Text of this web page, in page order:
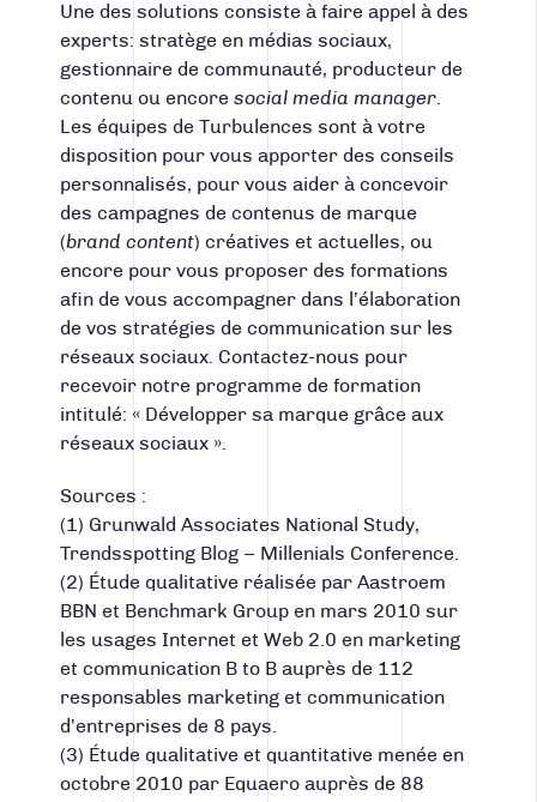
Une des solutions consiste à faire appel à des
experts: stratège en médias sociaux,
gestionnaire de communauté, producteur de
contenu ou encore social media manager.
Les équipes de Turbulences sont à votre
disposition pour vous apporter des conseils
personnalisés, pour vous aider à concevoir
des campagnes de contenus de marque
(brand content) créatives et actuelles, ou
encore pour vous proposer des formations
afin de vous accompagner dans l’élaboration
de vos stratégies de communication sur les
réseaux sociaux. Contactez-nous pour
recevoir notre programme de formation
intitulé: « Développer sa marque grâce aux
réseaux sociaux ».
Sources :
(1) Grunwald Associates National Study,
Trendsspotting Blog – Millenials Conference.
(2) Étude qualitative réalisée par Aastroem
BBN et Benchmark Group en mars 2010 sur
les usages Internet et Web 2.0 en marketing
et communication B to B auprès de 112
responsables marketing et communication
d’entreprises de 8 pays.
(3) Étude qualitative et quantitative menée en
octobre 2010 par Equaero auprès de 88